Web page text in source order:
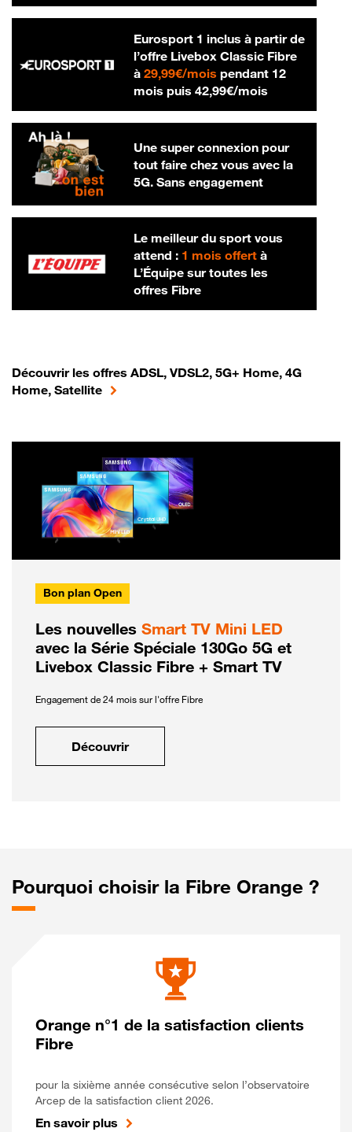
Eurosport 1 inclus à partir de
l’offre Livebox Classic Fibre
à 29,99€/mois29,99 € par mois
pendant 12
mois puis 42,99€/mois42,99 € par
Une super connexion pour
tout faire chez vous avec la
5G. Sans engagement
Le meilleur du sport vous
attend : 1 mois offertà
L’Équipe sur toutes les
offres Fibre
Découvrir les offres ADSL, VDSL2, 5G+ Home, 4G
Home, Satellite
Bon plan Open
Les nouvelles Smart TV Mini LED
avec la Série Spéciale 130Go 5G et
Livebox Classic Fibre + Smart TV
Engagement de 24 mois sur l'offre Fibre
Découvrir
Pourquoi choisir la Fibre Orange ?
Orange n°1 de la satisfaction clients
Fibre
pour la sixième année consécutive selon l’observatoire
Arcep de la satisfaction client 2026.
En savoir plus